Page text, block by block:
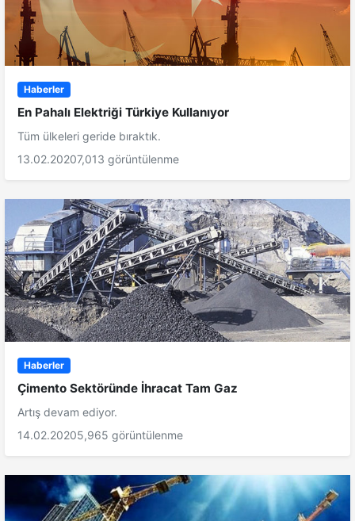
Haberler
En Pahalı Elektriği Türkiye Kullanıyor
Tüm ülkeleri geride bıraktık.
13.02.20207,013 görüntülenme
Haberler
Çimento Sektöründe İhracat Tam Gaz
Artış devam ediyor.
14.02.20205,965 görüntülenme